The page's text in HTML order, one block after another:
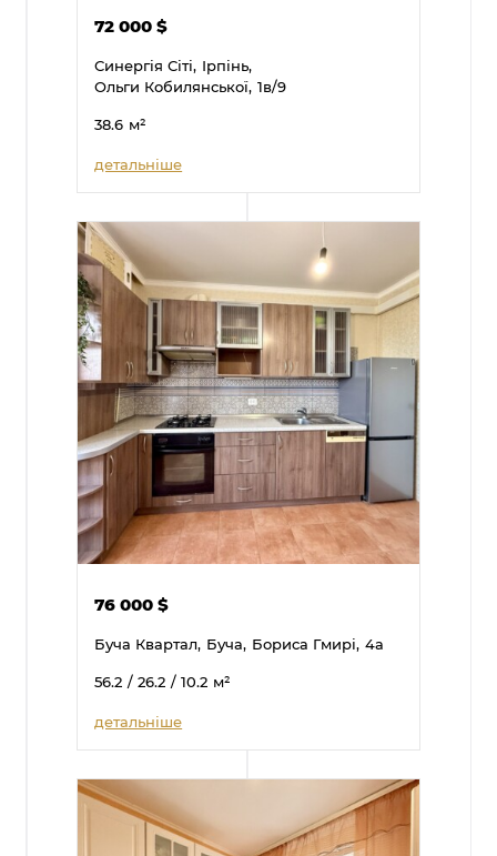
72 000$
Синергія Сіті, Ірпінь,
Ольги Кобилянської, 1в/9
38.6 м²
детальніше
76 000$
Буча Квартал, Буча, Бориса Гмирі, 4а
56.2 / 26.2 / 10.2 м²
детальніше